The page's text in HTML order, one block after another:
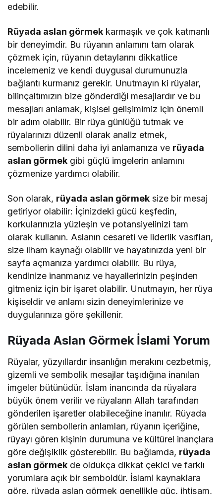
edebilir.
Rüyada aslan görmek karmaşık ve çok katmanlı
bir deneyimdir. Bu rüyanın anlamını tam olarak
çözmek için, rüyanın detaylarını dikkatlice
incelemeniz ve kendi duygusal durumunuzla
bağlantı kurmanız gerekir. Unutmayın ki rüyalar,
bilinçaltımızın bize gönderdiği mesajlardır ve bu
mesajları anlamak, kişisel gelişimimiz için önemli
bir adım olabilir. Bir rüya günlüğü tutmak ve
rüyalarınızı düzenli olarak analiz etmek,
sembollerin dilini daha iyi anlamanıza ve rüyada
aslan görmek gibi güçlü imgelerin anlamını
çözmenize yardımcı olabilir.
Son olarak, rüyada aslan görmek size bir mesaj
getiriyor olabilir: İçinizdeki gücü keşfedin,
korkularınızla yüzleşin ve potansiyelinizi tam
olarak kullanın. Aslanın cesareti ve liderlik vasıfları,
size ilham kaynağı olabilir ve hayatınızda yeni bir
sayfa açmanıza yardımcı olabilir. Bu rüya,
kendinize inanmanız ve hayallerinizin peşinden
gitmeniz için bir işaret olabilir. Unutmayın, her rüya
kişiseldir ve anlamı sizin deneyimlerinize ve
duygularınıza göre şekillenir.
Rüyada Aslan Görmek İslami Yorum
Rüyalar, yüzyıllardır insanlığın merakını cezbetmiş,
gizemli ve sembolik mesajlar taşıdığına inanılan
imgeler bütünüdür. İslam inancında da rüyalara
büyük önem verilir ve rüyaların Allah tarafından
gönderilen işaretler olabileceğine inanılır. Rüyada
görülen sembollerin anlamları, rüyanın içeriğine,
rüyayı gören kişinin durumuna ve kültürel inançlara
göre değişiklik gösterebilir. Bu bağlamda, rüyada
aslan görmek de oldukça dikkat çekici ve farklı
yorumlara açık bir semboldür. İslami kaynaklara
göre, rüyada aslan görmek genellikle güç, ihtişam,